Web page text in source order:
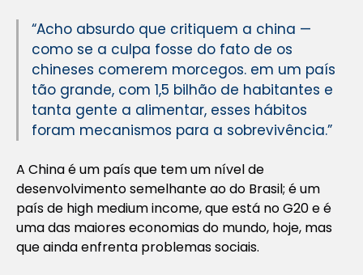
“Acho absurdo que critiquem a china —
como se a culpa fosse do fato de os
chineses comerem morcegos. em um país
tão grande, com 1,5 bilhão de habitantes e
tanta gente a alimentar, esses hábitos
foram mecanismos para a sobrevivência.”
A China é um país que tem um nível de
desenvolvimento semelhante ao do Brasil; é um
país de high medium income, que está no G20 e é
uma das maiores economias do mundo, hoje, mas
que ainda enfrenta problemas sociais.